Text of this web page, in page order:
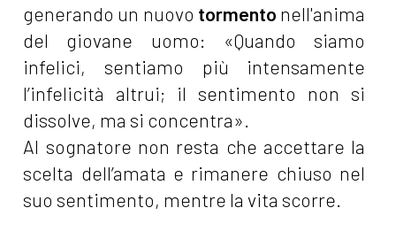
generando un nuovo tormento nell'anima
del giovane uomo: «Quando siamo
infelici, sentiamo più intensamente
l’infelicità altrui; il sentimento non si
dissolve, ma si concentra».
Al sognatore non resta che accettare la
scelta dell’amata e rimanere chiuso nel
suo sentimento, mentre la vita scorre.